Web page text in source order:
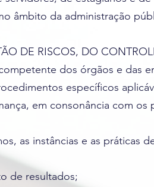
âmbito da administração
DE RISCOS, DO
dos órgãos e das
específicos
em consonância com
as instâncias e as práticas
de resultados;